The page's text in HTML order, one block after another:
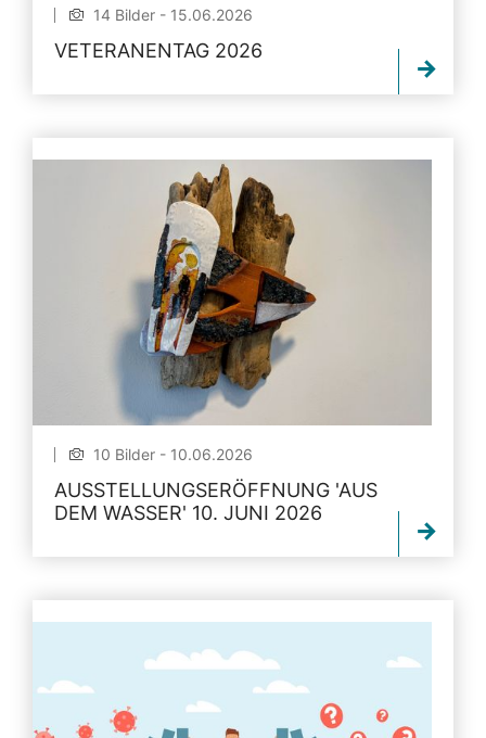
14 Bilder - 15.06.2026
VETERANENTAG 2026
10 Bilder - 10.06.2026
AUSSTELLUNGSERÖFFNUNG 'AUS
DEM WASSER' 10. JUNI 2026